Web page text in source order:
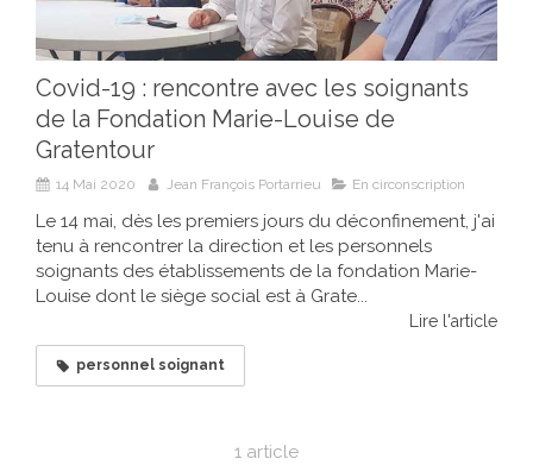
Covid-19 : rencontre avec les soignants
de la Fondation Marie-Louise de
Gratentour
14 Mai 2020 Jean François Portarrieu En circonscription
Le 14 mai, dès les premiers jours du déconfinement, j'ai
tenu à rencontrer la direction et les personnels
soignants des établissements de la fondation Marie-
Louise dont le siège social est à Grate...
Lire l'article
personnel soignant
1 article